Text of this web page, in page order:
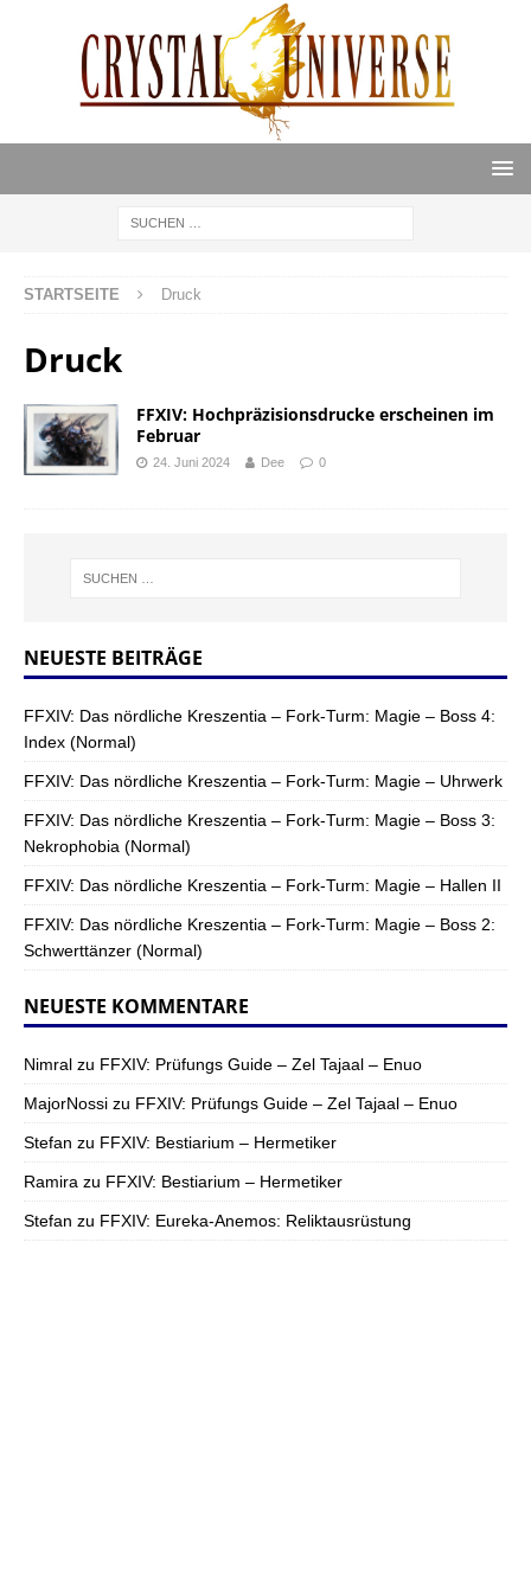
STARTSEITE Druck
Druck
FFXIV: Hochpräzisionsdrucke erscheinen im
Februar
24. Juni 2024 Dee 0
NEUESTE BEITRÄGE
FFXIV: Das nördliche Kreszentia – Fork-Turm: Magie – Boss 4:
Index (Normal)
FFXIV: Das nördliche Kreszentia – Fork-Turm: Magie – Uhrwerk
FFXIV: Das nördliche Kreszentia – Fork-Turm: Magie – Boss 3:
Nekrophobia (Normal)
FFXIV: Das nördliche Kreszentia – Fork-Turm: Magie – Hallen II
FFXIV: Das nördliche Kreszentia – Fork-Turm: Magie – Boss 2:
Schwerttänzer (Normal)
NEUESTE KOMMENTARE
Nimral zu FFXIV: Prüfungs Guide – Zel Tajaal – Enuo
MajorNossi zu FFXIV: Prüfungs Guide – Zel Tajaal – Enuo
Stefan zu FFXIV: Bestiarium – Hermetiker
Ramira zu FFXIV: Bestiarium – Hermetiker
Stefan zu FFXIV: Eureka-Anemos: Reliktausrüstung